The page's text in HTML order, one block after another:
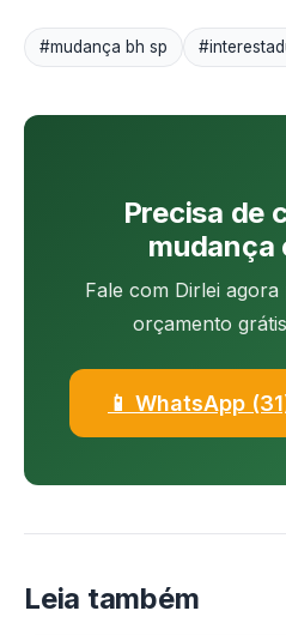
#mudança bh sp
Precisa de
mudança
Fale com Dirlei
orçamento
📱 WhatsApp
Leia também